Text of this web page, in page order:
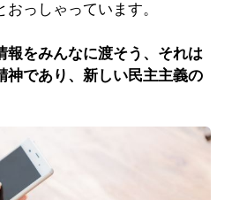
っしゃっています。
報をみんなに渡そう、それは
神であり、新しい民主主義の